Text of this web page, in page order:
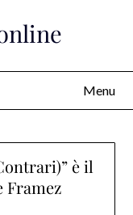
Menu
è il
Framez